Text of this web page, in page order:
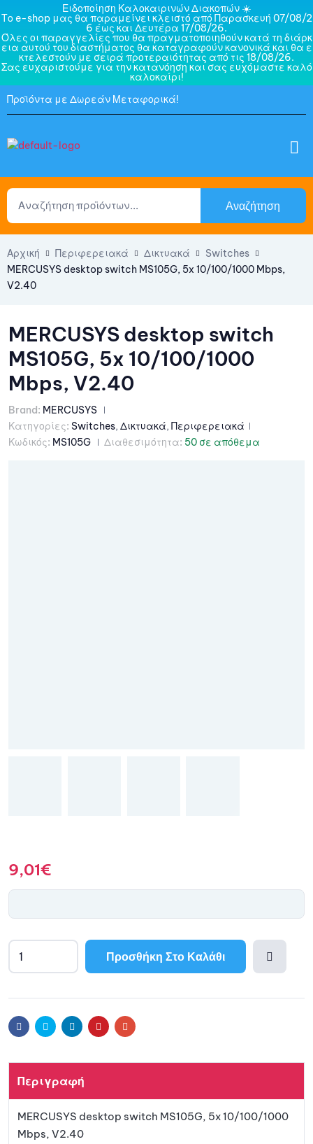
Ειδοποίηση Καλοκαιρινών Διακοπών ☀️
Το e-shop μας θα παραμείνει κλειστό από Παρασκευή 07/08/2
6 έως και Δευτέρα 17/08/26.
Όλες οι παραγγελίες που θα πραγματοποιηθούν κατά τη διάρκ
εια αυτού του διαστήματος θα καταγραφούν κανονικά και θα ε
κτελεστούν με σειρά προτεραιότητας από τις 18/08/26.
Σας ευχαριστούμε για την κατανόηση και σας ευχόμαστε καλό
καλοκαίρι!
Προϊόντα με Δωρεάν Μεταφορικά!
Αναζήτηση
Αρχική Περιφερειακά Δικτυακά
Switches
MERCUSYS desktop switch MS105G, 5x 10/100/1000 Mbps,
V2.40
MERCUSYS desktop switch
MS105G, 5x 10/100/1000
Mbps, V2.40
Brand: MERCUSYS
Κατηγορίες: Switches, Δικτυακά, Περιφερειακά
Κωδικός: MS105G Διαθεσιμότητα: 50 σε απόθεμα
9,01€
Προσθήκη Στο Καλάθι
αγαπη
FacebookTwitter LinkedinPinterestEmail
Περιγραφή
MERCUSYS desktop switch MS105G, 5x 10/100/1000
Mbps, V2.40